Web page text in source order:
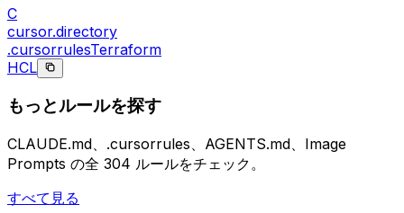
C
cursor.directory
.cursorrulesTerraform
HCL
もっとルールを探す
CLAUDE.md、.cursorrules、AGENTS.md、Image
Prompts の全 304 ルールをチェック。
すべて見る